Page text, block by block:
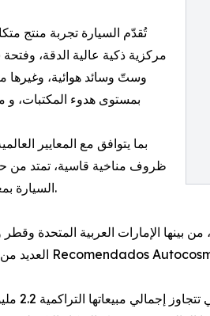
تُقدّم السيارة تجربة منتج
ظروف مناخية قاسية، تمتد من
السيارة بمعايير جودة دقيقة تُمكّنها من التكيّف مع ظروف الطرق المعقّدة والمتنوعة في جميع أنحاء العالم.